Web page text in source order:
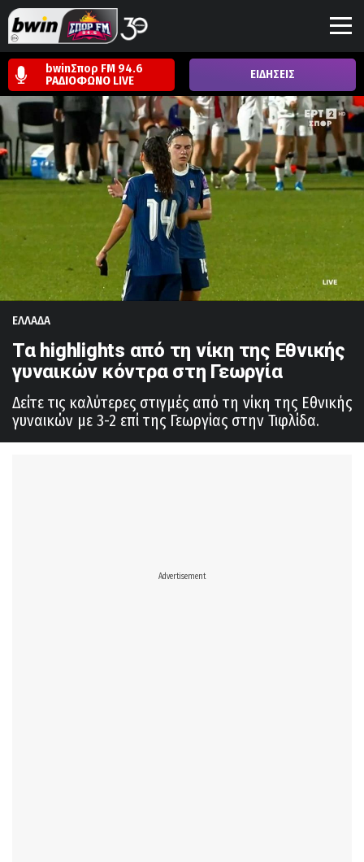
bwinΣπορ FM 94.6
ΡΑΔΙΟΦΩΝΟ LIVE ΕΙΔΗΣΕΙΣ
ΕΛΛΑΔΑ
Τα highlights από τη νίκη της Εθνικής
γυναικών κόντρα στη Γεωργία
Δείτε τις καλύτερες στιγμές από τη νίκη της Εθνικής
γυναικών με 3-2 επί της Γεωργίας στην Τιφλίδα.